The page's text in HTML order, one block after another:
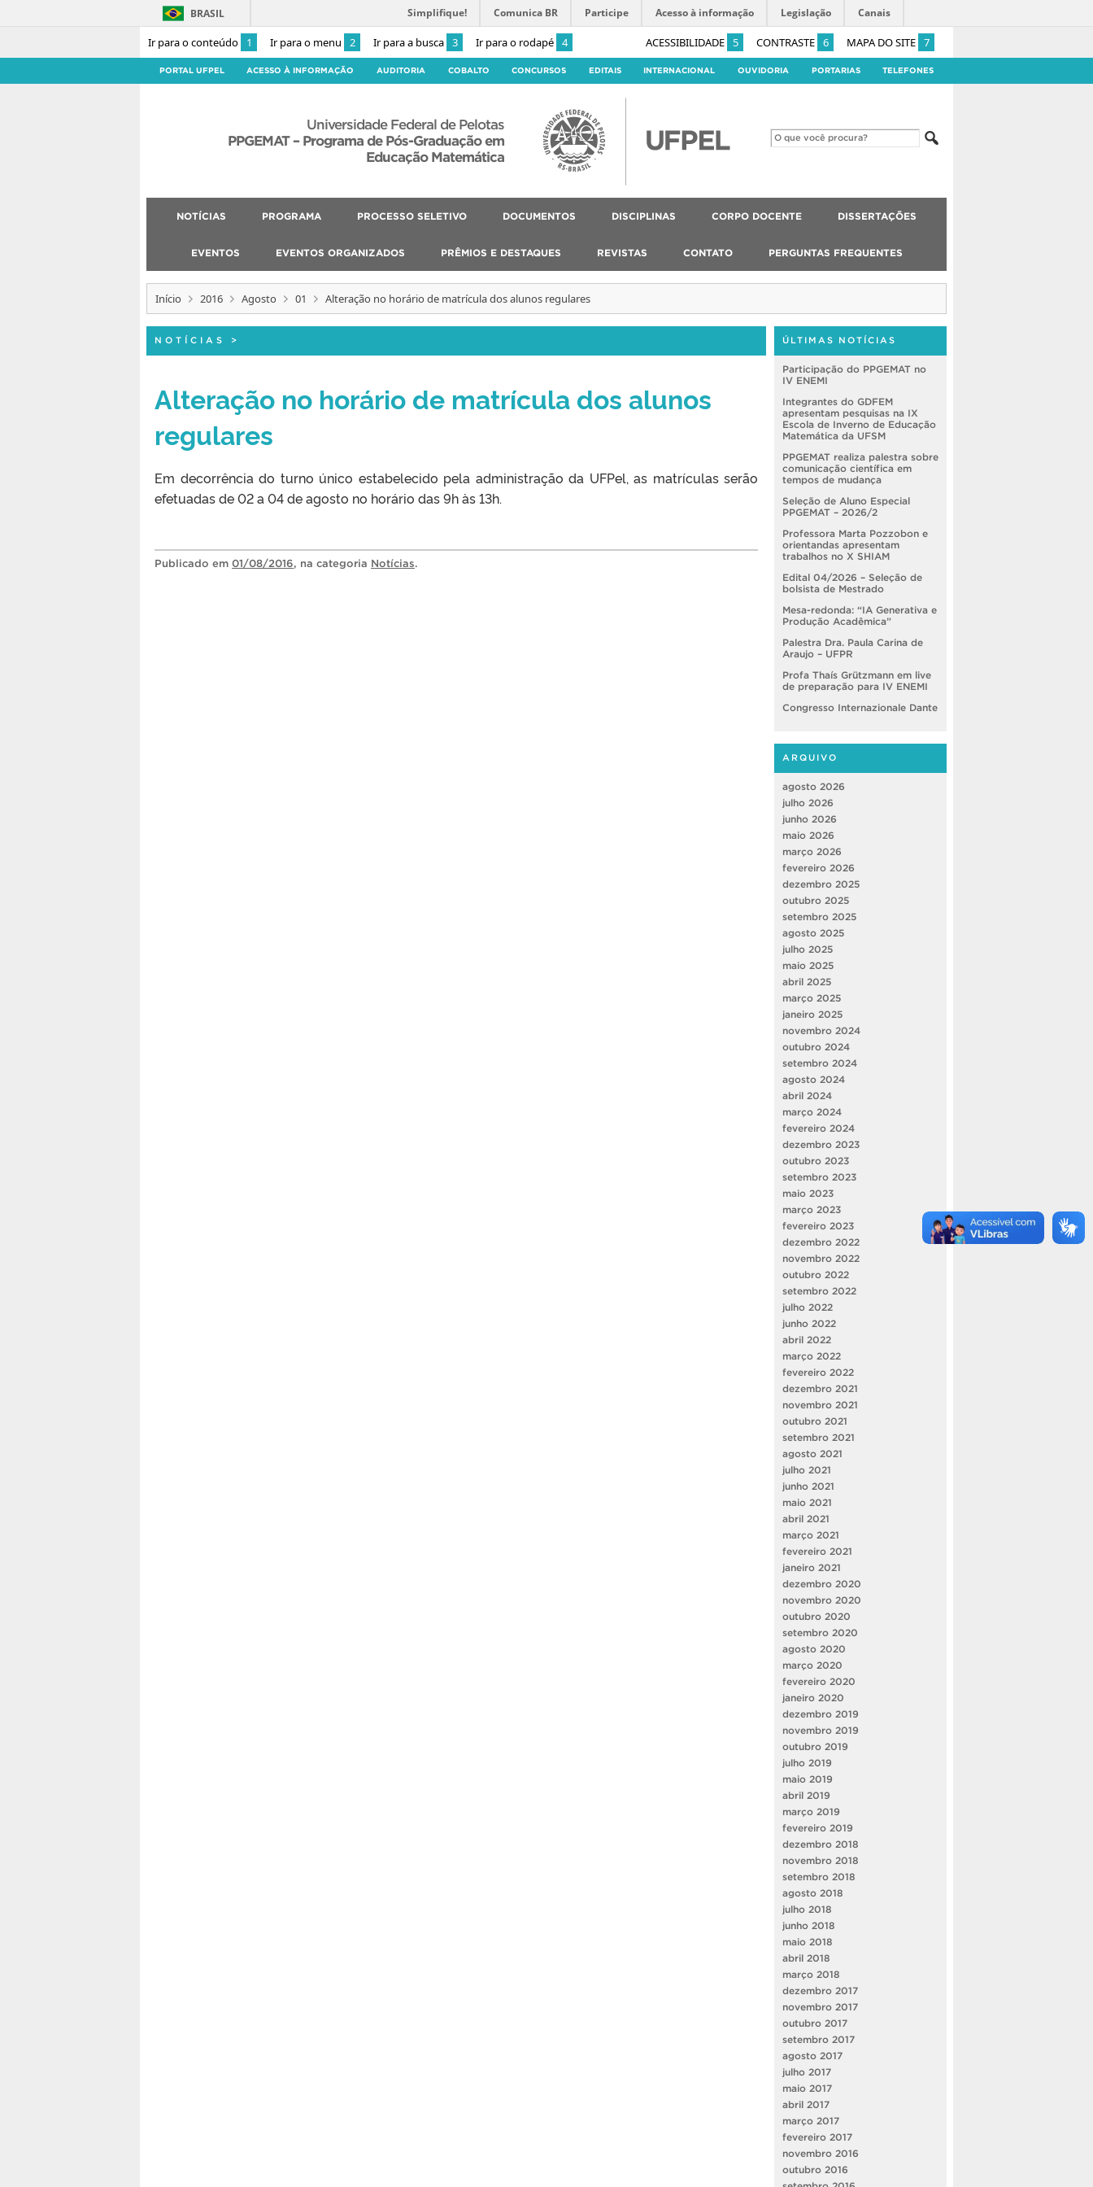
Ir para o conteúdo 1 Ir para o menu 2 Ir para a busca 3 Ir para o rodapé 4 ACESSIBILIDADE 5 CONTRASTE 6 MAPA DO SITE 7
BRASIL Simplifique! Comunica BR Participe Acesso à informação Legislação Canais
PORTAL UFPEL ACESSO À INFORMAÇÃO AUDITORIA COBALTO CONCURSOS EDITAIS INTERNACIONAL OUVIDORIA PORTARIAS TELEFONES
Universidade Federal de Pelotas
PPGEMAT – Programa de Pós-Graduação em
Educação Matemática
NOTÍCIAS PROGRAMA PROCESSO SELETIVO DOCUMENTOS DISCIPLINAS CORPO DOCENTE DISSERTAÇÕES
EVENTOS EVENTOS ORGANIZADOS PRÊMIOS E DESTAQUES REVISTAS CONTATO PERGUNTAS FREQUENTES
Início 2016 Agosto 01 Alteração no horário de matrícula dos alunos regulares
NOTÍCIAS >
Alteração no horário de matrícula dos alunos
regulares
Em decorrência do turno único estabelecido pela administração da UFPel, as matrículas serão
efetuadas de 02 a 04 de agosto no horário das 9h às 13h.
Publicado em 01/08/2016, na categoria Notícias.
ÚLTIMAS NOTÍCIAS
Participação do PPGEMAT no
IV ENEMI
Integrantes do GDFEM
apresentam pesquisas na IX
Escola de Inverno de Educação
Matemática da UFSM
PPGEMAT realiza palestra sobre
comunicação científica em
tempos de mudança
Seleção de Aluno Especial
PPGEMAT – 2026/2
Professora Marta Pozzobon e
orientandas apresentam
trabalhos no X SHIAM
Edital 04/2026 – Seleção de
bolsista de Mestrado
Mesa-redonda: “IA Generativa e
Produção Acadêmica”
Palestra Dra. Paula Carina de
Araujo – UFPR
Profa Thaís Grützmann em live
de preparação para IV ENEMI
Congresso Internazionale Dante
ARQUIVO
agosto 2026
julho 2026
junho 2026
maio 2026
março 2026
fevereiro 2026
dezembro 2025
outubro 2025
setembro 2025
agosto 2025
julho 2025
maio 2025
abril 2025
março 2025
janeiro 2025
novembro 2024
outubro 2024
setembro 2024
agosto 2024
abril 2024
março 2024
fevereiro 2024
dezembro 2023
outubro 2023
setembro 2023
maio 2023
março 2023
fevereiro 2023
dezembro 2022
novembro 2022
outubro 2022
setembro 2022
julho 2022
junho 2022
abril 2022
março 2022
fevereiro 2022
dezembro 2021
novembro 2021
outubro 2021
setembro 2021
agosto 2021
julho 2021
junho 2021
maio 2021
abril 2021
março 2021
fevereiro 2021
janeiro 2021
dezembro 2020
novembro 2020
outubro 2020
setembro 2020
agosto 2020
março 2020
fevereiro 2020
janeiro 2020
dezembro 2019
novembro 2019
outubro 2019
julho 2019
maio 2019
abril 2019
março 2019
fevereiro 2019
dezembro 2018
novembro 2018
setembro 2018
agosto 2018
julho 2018
junho 2018
maio 2018
abril 2018
março 2018
dezembro 2017
novembro 2017
outubro 2017
setembro 2017
agosto 2017
julho 2017
maio 2017
abril 2017
março 2017
fevereiro 2017
novembro 2016
outubro 2016